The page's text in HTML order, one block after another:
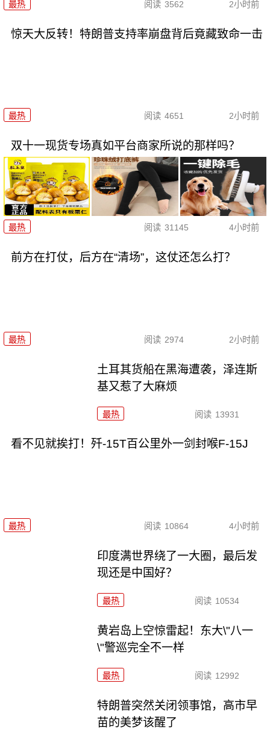
最热 阅读 3562 2小时前
惊天大反转！特朗普支持率崩盘背后竟藏致命一击
最热 阅读 4651 2小时前
双十一现货专场真如平台商家所说的那样吗？
最热 阅读 31145 4小时前
前方在打仗，后方在“清场”，这仗还怎么打？
最热 阅读 2974 2小时前
土耳其货船在黑海遭袭，泽连斯
基又惹了大麻烦
最热 阅读 13931
看不见就挨打！歼-15T百公里外一剑封喉F-15J
最热 阅读 10864 4小时前
印度满世界绕了一大圈，最后发
现还是中国好？
最热 阅读 10534
黄岩岛上空惊雷起！东大\"八一
\"警巡完全不一样
最热 阅读 12992
特朗普突然关闭领事馆，高市早
苗的美梦该醒了